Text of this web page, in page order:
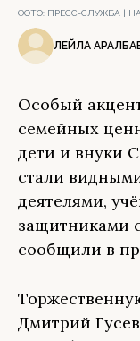
ФОТО: ПРЕСС-СЛУЖБА |
ЛЕЙЛА
Особый
семейных
дети и внуки
стали
деятелями,
защитниками
сообщили в
Дмитрий